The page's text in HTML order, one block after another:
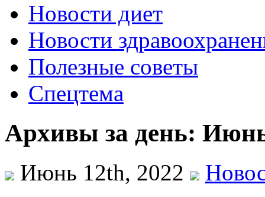
Новости диет
Новости
Полезные советы
Спецтема
Архивы за день:
Июнь 12th, 2022